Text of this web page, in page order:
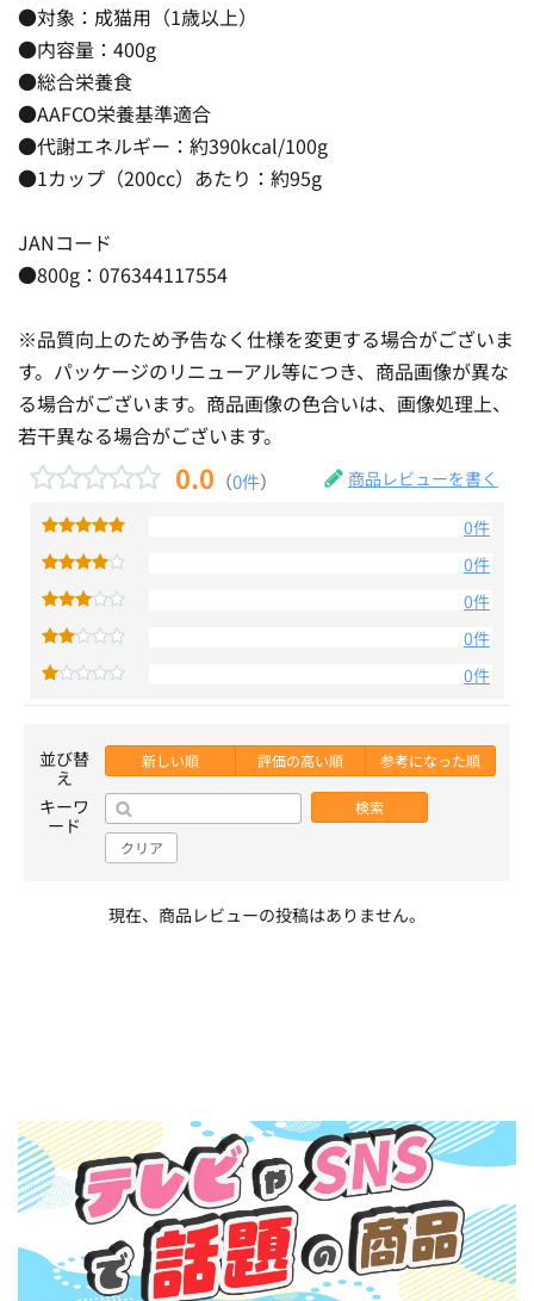
●対象：成猫用（1歳以上）
●内容量：400g
●総合栄養食
●AAFCO栄養基準適合
●代謝エネルギー：約390kcal/100g
●1カップ（200cc）あたり：約95g
JANコード
●800g：076344117554
※品質向上のため予告なく仕様を変更する場合がございま
す。パッケージのリニューアル等につき、商品画像が異な
る場合がございます。商品画像の色合いは、画像処理上、
若干異なる場合がございます。
0.0 （0件） 商品レビューを書く
0件
0件
0件
0件
0件
並び替
え
新しい順 評価の高い順 参考になった順
キーワ
ード
検索
クリア
現在、商品レビューの投稿はありません。